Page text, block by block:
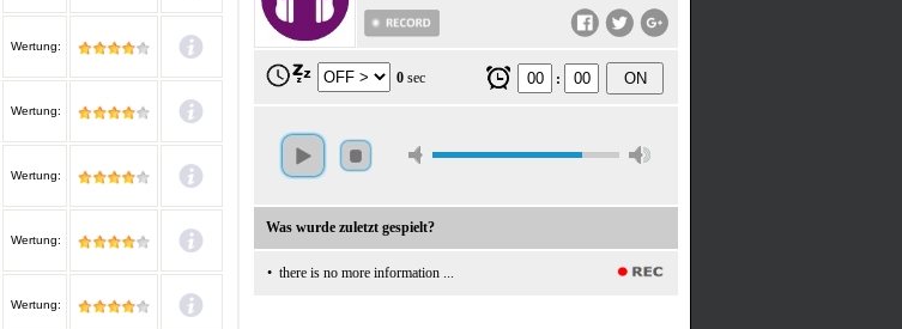
Wertung:
Wertung:
Wertung:
Wertung:
Wertung:
0 sec : ON
Was wurde zuletzt gespielt?
• there is no more information ...